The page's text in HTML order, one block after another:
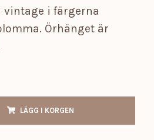
vintage i färgerna
Örhänget är
LÄGG I KORGEN